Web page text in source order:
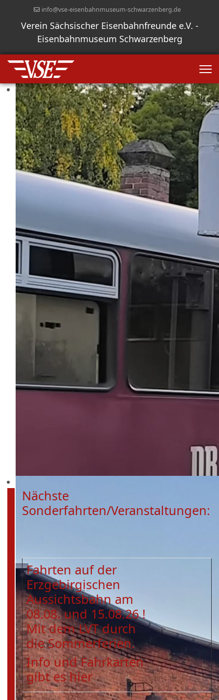
info@vse-eisenbahnmuseum-schwarzenberg.de
Verein Sächsischer Eisenbahnfreunde e.V. -
Eisenbahnmuseum Schwarzenberg
Nächste
Sonderfahrten/Veranstaltungen:
Fahrten auf der
Erzgebirgischen
Aussichtsbahn am
08.08. und 15.08.26 !
Mit dem LVT durch
die Sommerferien.
Info und Fahrkarten
gibt es hier